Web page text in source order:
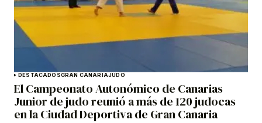
DESTACADOSGRAN CANARIAJUDO
El Campeonato Autonómico de Canarias
Junior de judo reunió a más de 120 judocas
en la Ciudad Deportiva de Gran Canaria